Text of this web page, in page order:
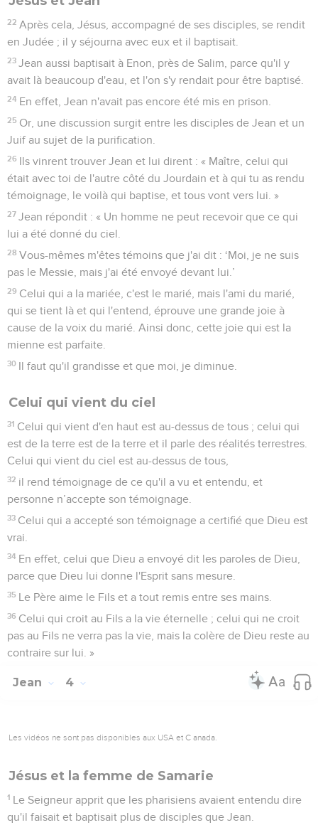
Jésus guérit le fils d'un haut fonctionnaire
Après ces deux jours, Jésus partit de là pour se rendre en
Galilée,
car il avait déclaré lui-même qu'un prophète n'est pas
honoré dans sa propre patrie.
45 Lorsqu'il arriva en Galilée, il fut bien accueilli par les
Galiléens qui avaient vu tout ce qu'il avait fait à Jérusalem
pendant la fête. En effet, eux aussi étaient allés à la fête.
46 Jésus retourna donc à Cana en Galilée, où il avait changé
l'eau en vin. Il y avait à Capernaüm un officier du roi dont le
fils était malade.
47 Quand il apprit que Jésus était venu de Judée en Galilée,
il alla le trouver et le pria de descendre guérir son fils, car il
était sur le point de mourir.
48 Jésus lui dit : « Si vous ne voyez pas des signes et des
prodiges, vous ne croirez donc pas ? »
49 L'officier du roi lui dit : « Seigneur, descends avant que
mon enfant ne meure ! »
parole que Jésus lui avait dite et s'en alla.
51 Il était déjà en train de redescendre lorsque ses serviteurs
vinrent à sa rencontre et lui dirent : « Ton enfant vit. »
52 Il leur demanda à quelle heure il était allé mieux et ils lui
dirent : « C’est hier, à une heure de l'après-midi, que la fièvre
l'a quitté. »
53 Le père reconnut que c'était à cette heure-là que Jésus lui
avait dit : « Ton fils vit. » Alors il crut, lui et toute sa famille.
54 Jésus fit ce deuxième signe miraculeux après être revenu
de Judée en Galilée.
Jérusalem.
piscine qui s'appelle en hébreu Béthesda et qui a cinq
portiques.
3 Sous ces portiques un grand nombre de malades étaient
Contenus Versions